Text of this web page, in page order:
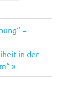
=
in der